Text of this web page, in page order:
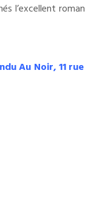
l’excellent
Au Noir, 11